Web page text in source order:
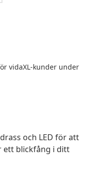
vidaXL-kunder under
och LED för att
ett blickfång i ditt